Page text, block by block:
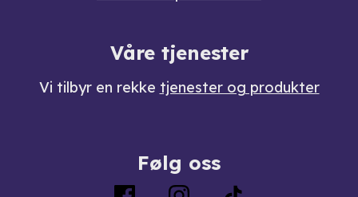
Våre tjenester
Vi tilbyr en rekke tjenester og produkter
Følg oss